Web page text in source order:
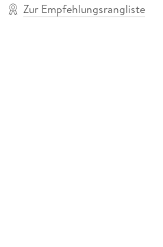
Zur Empfehlungsrangliste